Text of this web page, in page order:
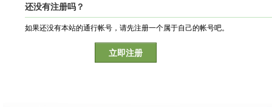
还没有注册吗？
如果还没有本站的通行帐号，请先注册一个属于自己的帐号吧。
立即注册